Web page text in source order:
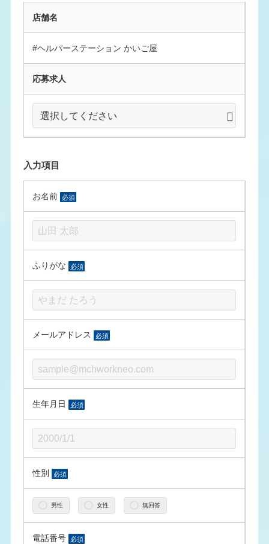
店舗名
#ヘルパーステーション かいご屋
応募求人
入力項目
お名前 必須
ふりがな 必須
メールアドレス 必須
生年月日 必須
性別 必須
男性 女性 無回答
電話番号 必須